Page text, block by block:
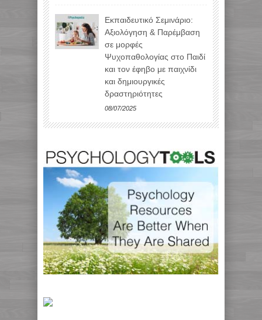
Εκπαιδευτικό Σεμινάριο:
Αξιολόγηση & Παρέμβαση
σε μορφές
Ψυχοπαθολογίας στο Παιδί
και τον έφηβο με παιχνίδι
και δημιουργικές
δραστηριότητες
08/07/2025